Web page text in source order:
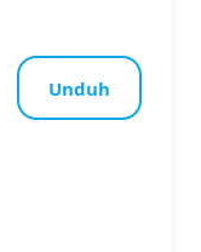
Unduh